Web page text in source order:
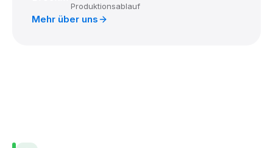
Produktionsablauf
Mehr über uns